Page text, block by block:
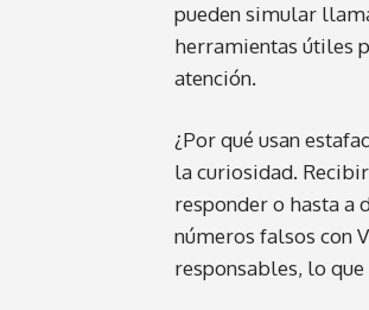
pueden simular
herramientas útiles
atención.
¿Por qué usan
la curiosidad.
responder o hasta a
números falsos con
responsables, lo